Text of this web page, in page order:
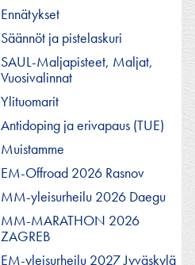
Ennätykset
Säännöt ja pistelaskuri
SAUL-Maljapisteet, Maljat,
Vuosivalinnat
Ylituomarit
Antidoping ja erivapaus (TUE)
Muistamme
EM-Offroad 2026 Rasnov
MM-yleisurheilu 2026 Daegu
MM-MARATHON 2026
ZAGREB
EM-yleisurheilu 2027 Jyväskylä